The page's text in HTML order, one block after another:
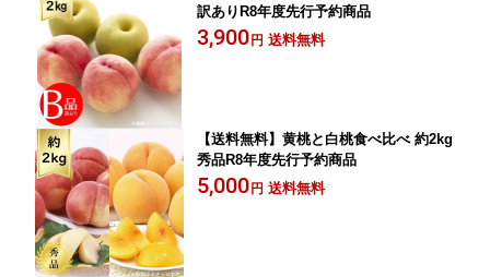
訳ありR8年度先行予約商品
3,900 円 送料無料
【送料無料】黄桃と白桃食べ比べ 約2kg
秀品R8年度先行予約商品
5,000 円 送料無料